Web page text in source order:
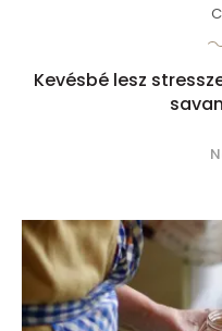
Kevésbé lesz